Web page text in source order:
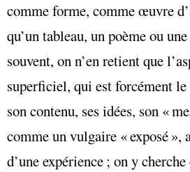
comme forme, comme œuvre
qu’un tableau, un poème ou
souvent, on n’en retient que
superficiel, qui est forcément
son contenu, ses idées, son «
comme un vulgaire « exposé »,
d’une expérience ; on y